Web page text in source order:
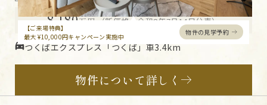
8,180万円（新価格：令和8年7月14日公表）
つくばエクスプレス「つくば」車3.4km
物件について詳しく
【ご来場特典】
最大 ¥10,000円キャンペーン実施中
物件の見学予約